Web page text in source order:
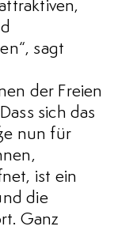
sagt
der Freien
sich das
nun für
ist ein
die
Ganz